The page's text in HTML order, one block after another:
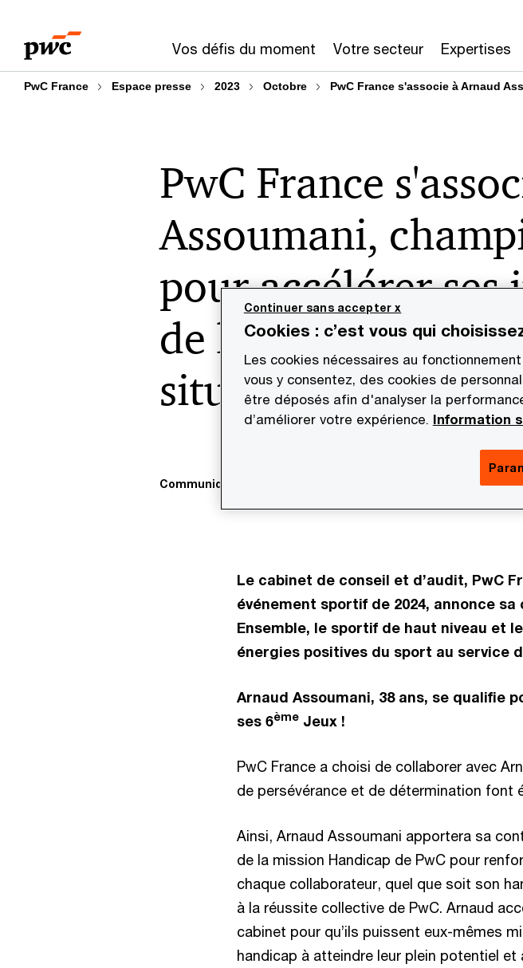
contenu
de
Vos défis du moment Votre secteur Expertises
PwC France Espace presse 2023 Octobre PwC France s'associe à Arnaud
PwC France
Assoumani,
pour accélérer
de l'inclusion des
situation de
Communiqué de presse
Le cabinet de conseil et d’audit, PwC
événement sportif de 2024, annonce
Ensemble, le sportif de haut niveau et
énergies positives du sport au service
Arnaud Assoumani, 38 ans, se qualifie
ses 6ème Jeux !
PwC France a choisi de collaborer avec
de persévérance et de détermination font
Ainsi, Arnaud Assoumani apportera sa
de la mission Handicap de PwC pour
chaque collaborateur, quel que soit son
à la réussite collective de PwC. Arnaud
cabinet pour qu’ils puissent eux-mêmes
handicap à atteindre leur plein potentiel et
Cookies : c’est vous qui
Les cookies nécessaires au
vous y consentez, des cookies de
être déposés afin d'analyser la
d’améliorer votre expérience. Information
Continuer sans accepter x